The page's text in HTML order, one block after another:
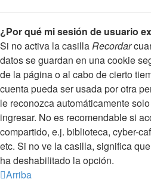
¿Por qué mi sesión de usuario
Si no activa la casillaRecordar
datos se guardan en una cookie
de la página o al cabo de cierto
cuenta pueda ser usada por otra
le reconozca automáticamente
ingresar. No es recomendable si
compartido, e.j. biblioteca, cyber-
etc. Si no ve la casilla, significa
ha deshabilitado la opción.
Arriba